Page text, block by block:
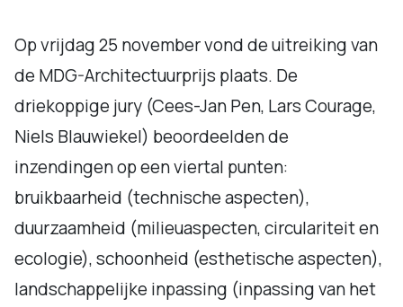
Op vrijdag 25 november vond de uitreiking van
de MDG-Architectuurprijs plaats. De
driekoppige jury (Cees-Jan Pen, Lars Courage,
Niels Blauwiekel) beoordeelden de
inzendingen op een viertal punten:
bruikbaarheid (technische aspecten),
duurzaamheid (milieuaspecten, circulariteit en
ecologie), schoonheid (esthetische aspecten),
landschappelijke inpassing (inpassing van het